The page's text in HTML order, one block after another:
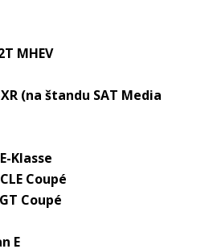
MHEV
(na štandu SAT Media
Klasse
Coupé
Coupé
E